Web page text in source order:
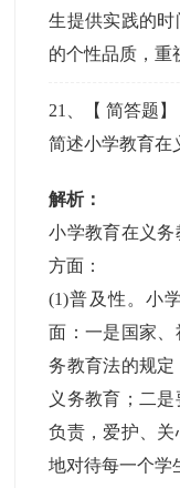
生提供实践的
的个性品质，重
21 、【简答题 】
简述小学教育在
解析：
小学教育在义
方面：
(1)普及性。小
面：一是国家
务教育法的规
义务教育；二
负责，爱护、
地对待每一个学